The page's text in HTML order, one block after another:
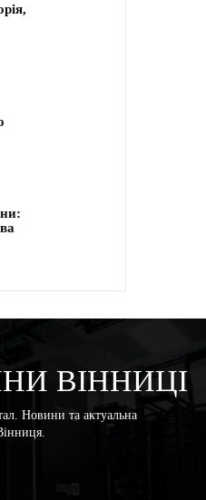
ВІННИЦІ
Новини та актуальна